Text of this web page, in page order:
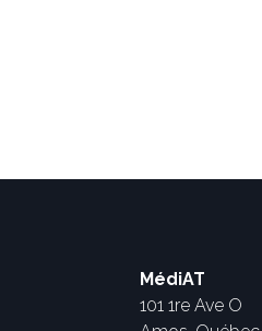
MédiAT
101 1re Ave O